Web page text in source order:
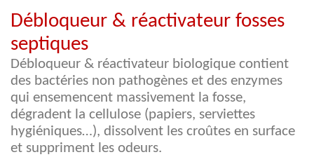
Débloqueur & réactivateur fosses
septiques
Débloqueur & réactivateur biologique contient
des bactéries non pathogènes et des enzymes
qui ensemencent massivement la fosse,
dégradent la cellulose (papiers, serviettes
hygiéniques…), dissolvent les croûtes en surface
et suppriment les odeurs.